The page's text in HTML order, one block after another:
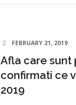
FEBRUARY 21, 2019
Afla care sunt
confirmati ce
2019